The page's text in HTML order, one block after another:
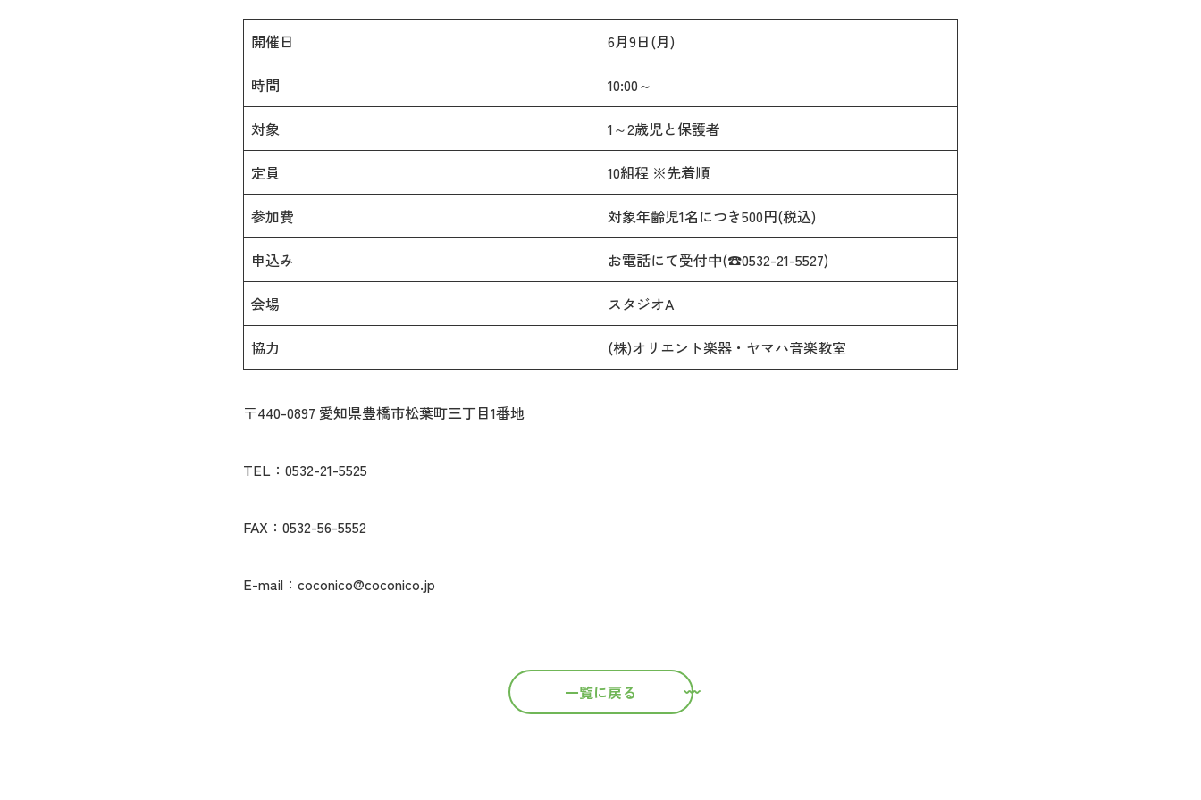
開催日 6月9日(月)
時間 10:00～
対象 1～2歳児と保護者
定員 10組程 ※先着順
参加費 対象年齢児1名につき500円(税込)
申込み お電話にて受付中(☎0532-21-5527)
会場 スタジオA
協力 (株)オリエント楽器・ヤマハ音楽教室
〒440-0897 愛知県豊橋市松葉町三丁目1番地
TEL：0532-21-5525
FAX：0532-56-5552
E-mail：coconico@coconico.jp
一覧に戻る